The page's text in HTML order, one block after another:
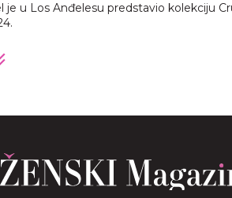
je u Los Anđelesu predstavio kolekciju